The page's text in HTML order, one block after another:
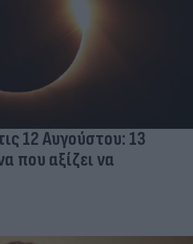
12 Αυγούστου: 13
που αξίζει να